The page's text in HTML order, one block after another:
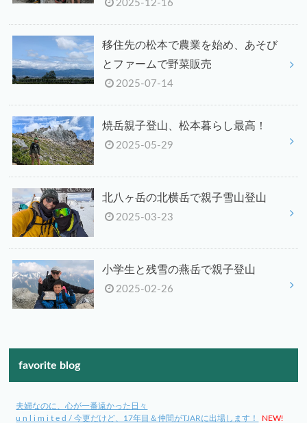
2025-12-16
移住先の松本で農業を始め、あそび
とファームで野菜販売
2025-07-14
焼岳親子登山、松本暮らし最高！
2025-05-29
北八ヶ岳の北横岳で親子雪山登山
2025-03-23
小学生と残雪の燕岳で親子登山
2025-02-26
favorite blog
夫婦なのに、心が一番遠かった日々
u n l i m i t e d / 今更だけど、17年目＆仲間がTJARに出場します！
NEW!